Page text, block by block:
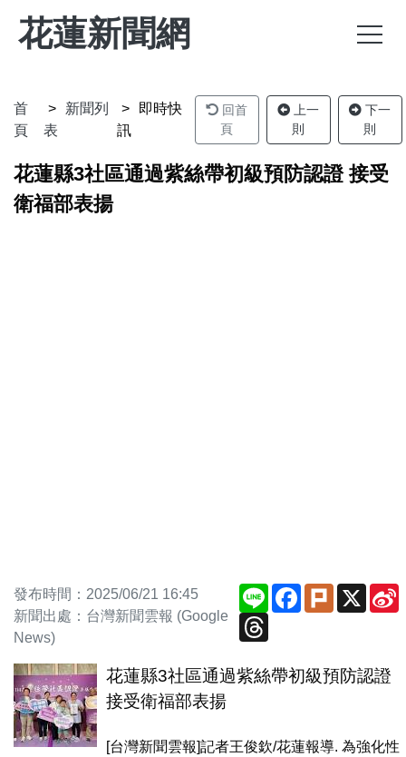
花蓮新聞網
首
頁
新聞列
表
即時快
訊
回首
頁
上一
則
下一
則
花蓮縣3社區通過紫絲帶初級預防認證 接受
衛福部表揚
發布時間：2025/06/21 16:45
新聞出處：台灣新聞雲報 (Google
News)
Line Facebook
Plurk X
花蓮縣3社區通過紫絲帶初級預防認證
接受衛福部表揚
[台灣新聞雲報]記者王俊欽/花蓮報導. 為強化性